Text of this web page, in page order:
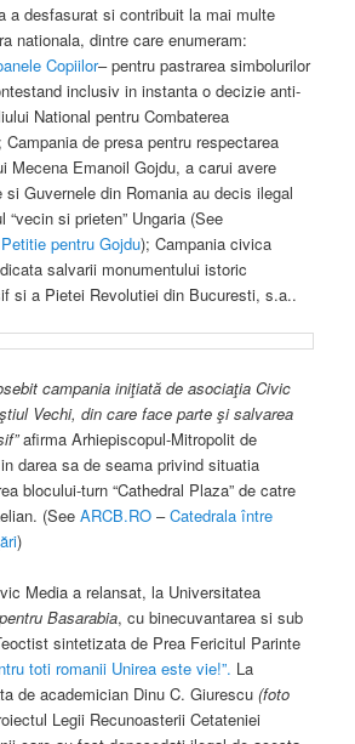
a desfasurat si contribuit la mai multe
nationala, dintre care enumeram:
Copiilor– pentru pastrarea simbolurilor
inclusiv in instanta o decizie anti-
National pentru Combaterea
Campania de presa pentru respectarea
Mecena Emanoil Gojdu, a carui avere
Guvernele din Romania au decis ilegal
si prieten” Ungaria (See
pentru Gojdu); Campania civica
salvarii monumentului istoric
si a Pietei Revolutiei din Bucuresti, s.a..
campania iniţiată de asociaţia Civic
Vechi, din care face parte şi salvarea
afirma Arhiepiscopul-Mitropolit de
darea sa de seama privind situatia
blocului-turn “Cathedral Plaza” de catre
(SeeARCB.RO–Catedrala între
)
Media a relansat, la Universitatea
Basarabia, cu binecuvantarea si sub
sintetizata de Prea Fericitul Parinte
toti romanii Unirea este vie!”. La
de academician Dinu C. Giurescu(foto
Legii Recunoasterii Cetateniei